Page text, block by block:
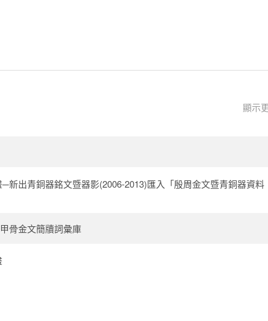
新出青銅器銘文暨器影(2006-2013)匯入「殷周金文暨青銅器資料
骨金文簡牘詞彙庫
顯示